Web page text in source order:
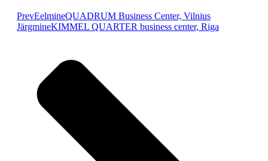
PrevEelmineQUADRUM Business Center, Vilnius
JärgmineKIMMEL QUARTER business center, Riga